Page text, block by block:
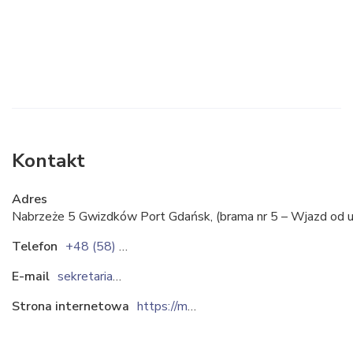
Kontakt
Adres
Nabrzeże 5 Gwizdków Port Gdańsk, (brama nr 5 – Wjazd od
Telefon
+48 (58) 343 06 37
E-mail
sekretariat@mostostalpomorze.pl
Strona internetowa
https://mostostalpomorze.pl